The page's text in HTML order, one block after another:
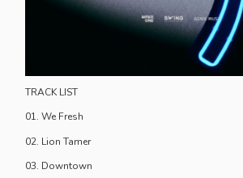
TRACK LIST
01. We Fresh
02. Lion Tamer
03. Downtown